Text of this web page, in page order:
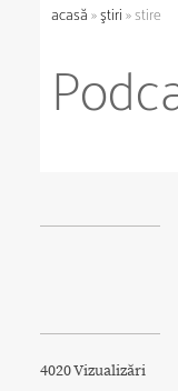
acasă»ştiri» stire
4020 Vizualizări